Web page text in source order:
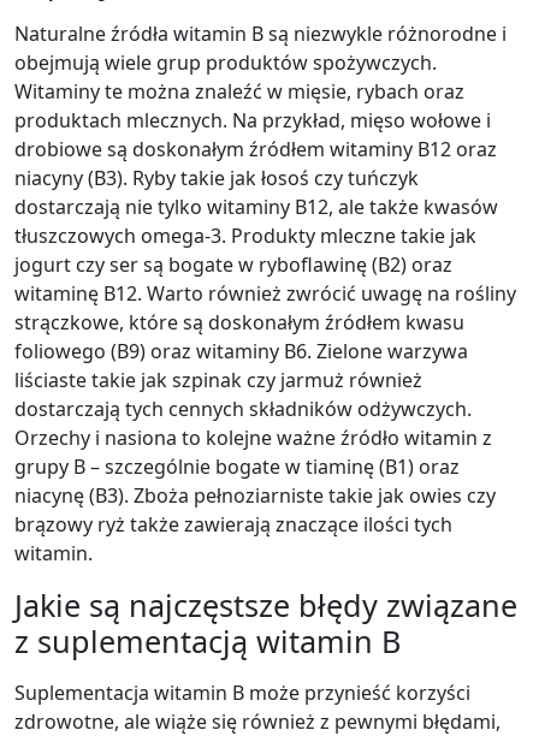
Naturalne źródła witamin B są niezwykle różnorodne i
obejmują wiele grup produktów spożywczych.
Witaminy te można znaleźć w mięsie, rybach oraz
produktach mlecznych. Na przykład, mięso wołowe i
drobiowe są doskonałym źródłem witaminy B12 oraz
niacyny (B3). Ryby takie jak łosoś czy tuńczyk
dostarczają nie tylko witaminy B12, ale także kwasów
tłuszczowych omega-3. Produkty mleczne takie jak
jogurt czy ser są bogate w ryboflawinę (B2) oraz
witaminę B12. Warto również zwrócić uwagę na rośliny
strączkowe, które są doskonałym źródłem kwasu
foliowego (B9) oraz witaminy B6. Zielone warzywa
liściaste takie jak szpinak czy jarmuż również
dostarczają tych cennych składników odżywczych.
Orzechy i nasiona to kolejne ważne źródło witamin z
grupy B – szczególnie bogate w tiaminę (B1) oraz
niacynę (B3). Zboża pełnoziarniste takie jak owies czy
brązowy ryż także zawierają znaczące ilości tych
witamin.
Jakie są najczęstsze błędy związane
z suplementacją witamin B
Suplementacja witamin B może przynieść korzyści
zdrowotne, ale wiąże się również z pewnymi błędami,